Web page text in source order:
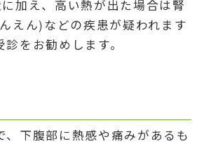
加え、高い熱が出た場合は腎
えん)などの疾患が疑われます
をお勧めします。
、下腹部に熱感や痛みがあるも